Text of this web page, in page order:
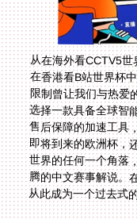
从在海外看CCTV5
在香港看B站世界杯
限制曾让我们与热爱
选择一款具备全球智
售后保障的加速工具
即将到来的欧洲杯，
世界的任何一个角落
腾的中文赛事解说。
从此成为一个过去式